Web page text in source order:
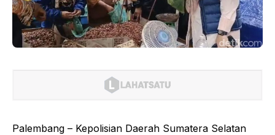
Palembang – Kepolisian Daerah Sumatera Selatan